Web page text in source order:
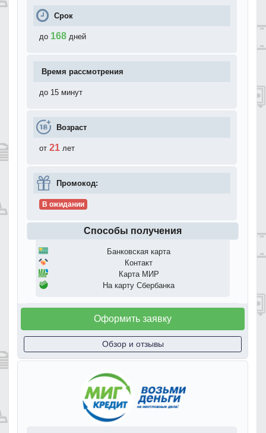
Срок
до 168 дней
Время рассмотрения
до 15 минут
Возраст
от 21 лет
Промокод:
В ожидании
Способы получения
Банковская карта
Контакт
Карта МИР
На карту Сбербанка
Оформить заявку
Обзор и отзывы